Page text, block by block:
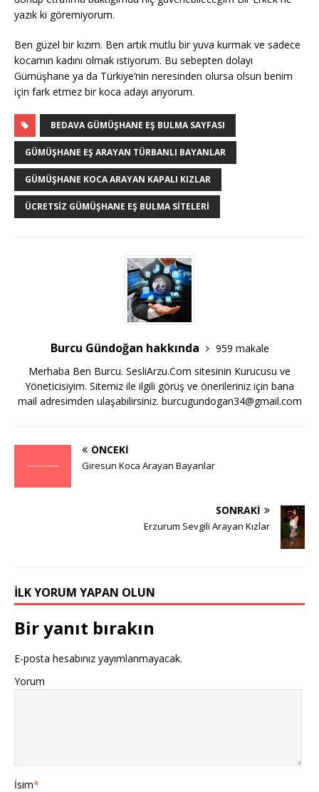
yazık ki göremiyorum.
Ben güzel bir kızım. Ben artık mutlu bir yuva kurmak ve sadece
kocamın kadını olmak istiyorum. Bu sebepten dolayı
Gümüşhane ya da Türkiye’nin neresinden olursa olsun benim
için fark etmez bir koca adayı arıyorum.
BEDAVA GÜMÜŞHANE EŞ BULMA SAYFASI
GÜMÜŞHANE EŞ ARAYAN TÜRBANLI BAYANLAR
GÜMÜŞHANE KOCA ARAYAN KAPALI KIZLAR
ÜCRETSIZ GÜMÜŞHANE EŞ BULMA SITELERI
Burcu Gündoğan hakkında
959 makale
Merhaba Ben Burcu. SesliArzu.Com sitesinin Kurucusu ve
Yöneticisiyim. Sitemiz ile ilgili görüş ve önerileriniz için bana
mail adresimden ulaşabilirsiniz. burcugundogan34@gmail.com
ÖNCEKI
Giresun Koca Arayan Bayanlar
SONRAKI
Erzurum Sevgili Arayan Kızlar
İLK YORUM YAPAN OLUN
Bir yanıt bırakın
E-posta hesabınız yayımlanmayacak.
Yorum
İsim*